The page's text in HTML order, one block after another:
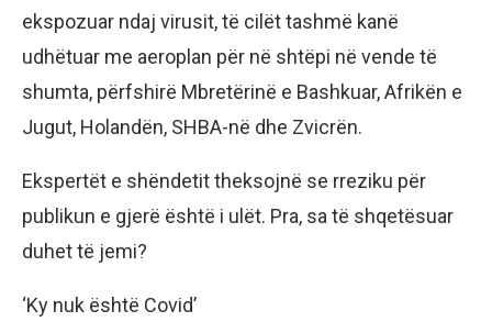
ekspozuar ndaj virusit, të cilët tashmë kanë
udhëtuar me aeroplan për në shtëpi në vende të
shumta, përfshirë Mbretërinë e Bashkuar, Afrikën e
Jugut, Holandën, SHBA-në dhe Zvicrën.
Ekspertët e shëndetit theksojnë se rreziku për
publikun e gjerë është i ulët. Pra, sa të shqetësuar
duhet të jemi?
‘Ky nuk është Covid’